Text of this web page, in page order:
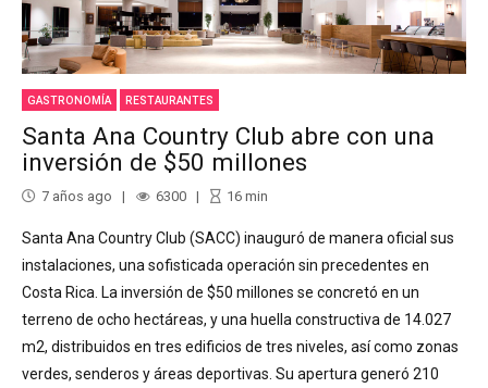
GASTRONOMÍA RESTAURANTES
Santa Ana Country Club abre con una
inversión de $50 millones
7 años ago 6300 16min
Santa Ana Country Club (SACC) inauguró de manera oficial sus
instalaciones, una sofisticada operación sin precedentes en
Costa Rica. La inversión de $50 millones se concretó en un
terreno de ocho hectáreas, y una huella constructiva de 14.027
m2, distribuidos en tres edificios de tres niveles, así como zonas
verdes, senderos y áreas deportivas. Su apertura generó 210